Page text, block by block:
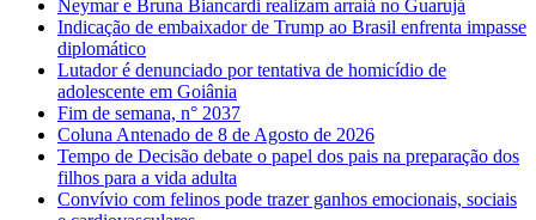
Neymar e Bruna Biancardi realizam arraiá no Guarujá
Indicação de embaixador de Trump ao Brasil enfrenta impasse
diplomático
Lutador é denunciado por tentativa de homicídio de
adolescente em Goiânia
Fim de semana, n° 2037
Coluna Antenado de 8 de Agosto de 2026
Tempo de Decisão debate o papel dos pais na preparação dos
filhos para a vida adulta
Convívio com felinos pode trazer ganhos emocionais, sociais